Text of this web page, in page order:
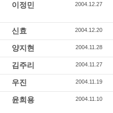
이정민 2004.12.27
신효 2004.12.20
양지현 2004.11.28
김주리 2004.11.27
우진 2004.11.19
윤희용 2004.11.10